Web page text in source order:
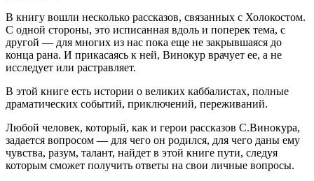
В книгу вошли несколько рассказов, связанных с Холокостом.
С одной стороны, это исписанная вдоль и поперек тема, с
другой — для многих из нас пока еще не закрывшаяся до
конца рана. И прикасаясь к ней, Винокур врачует ее, а не
исследует или растравляет.
В этой книге есть истории о великих каббалистах, полные
драматических событий, приключений, переживаний.
Любой человек, который, как и герои рассказов С.Винокура,
задается вопросом — для чего он родился, для чего даны ему
чувства, разум, талант, найдет в этой книге пути, следуя
которым сможет получить ответы на свои личные вопросы.